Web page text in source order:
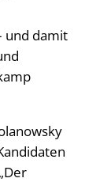
und damit